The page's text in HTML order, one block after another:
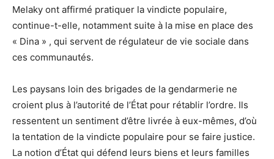
Melaky ont affirmé pratiquer la vindicte populaire,
continue-t-elle, notamment suite à la mise en place des
« Dina » , qui servent de régulateur de vie sociale dans
ces communautés.
Les paysans loin des brigades de la gendarmerie ne
croient plus à l’autorité de l’État pour rétablir l’ordre. Ils
ressentent un sentiment d’être livrée à eux-mêmes, d’où
la tentation de la vindicte populaire pour se faire justice.
La notion d’État qui défend leurs biens et leurs familles